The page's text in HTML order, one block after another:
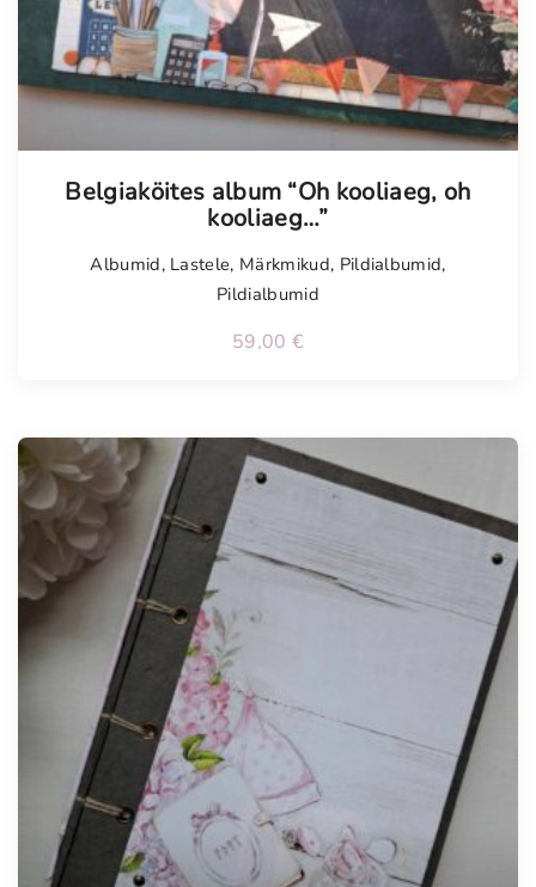
Belgiaköites album “Oh kooliaeg, oh
kooliaeg…”
Albumid, Lastele, Märkmikud, Pildialbumid,
Pildialbumid
59,00 €